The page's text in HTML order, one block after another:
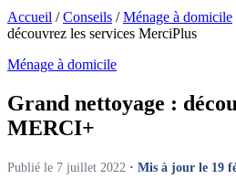
Accueil /Conseils /Ménage à domicile
découvrez les services MerciPlus
Ménage à domicile
Grand nettoyage :
MERCI+
Publié le 7 juillet 2022 · Mis à jour le 19